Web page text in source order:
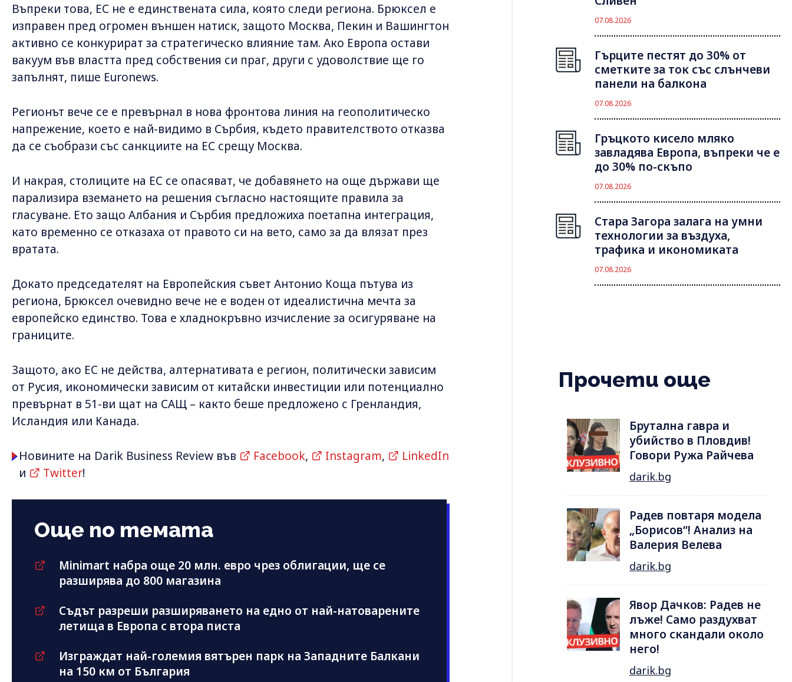
Въпреки това, ЕС не е единствената сила, която следи региона. Брюксел е
изправен пред огромен външен натиск, защото Москва, Пекин и Вашингтон
активно се конкурират за стратегическо влияние там. Ако Европа остави
вакуум във властта пред собствения си праг, други с удоволствие ще го
запълнят, пише Euronews.
Регионът вече се е превърнал в нова фронтова линия на геополитическо
напрежение, което е най-видимо в Сърбия, където правителството отказва
да се съобрази със санкциите на ЕС срещу Москва.
И накрая, столиците на ЕС се опасяват, че добавянето на още държави ще
парализира вземането на решения съгласно настоящите правила за
гласуване. Ето защо Албания и Сърбия предложиха поетапна интеграция,
като временно се отказаха от правото си на вето, само за да влязат през
вратата.
Докато председателят на Европейския съвет Антонио Коща пътува из
региона, Брюксел очевидно вече не е воден от идеалистична мечта за
европейско единство. Това е хладнокръвно изчисление за осигуряване на
границите.
Защото, ако ЕС не действа, алтернативата е регион, политически зависим
от Русия, икономически зависим от китайски инвестиции или потенциално
превърнат в 51-ви щат на САЩ – както беше предложено с Гренландия,
Исландия или Канада.
Новините на Darik Business Review във Facebook, Instagram,
LinkedIn
и
Twitter!
Още по темата
Minimart набра още 20 млн. евро чрез облигации, ще се
разширява до 800 магазина
Съдът разреши разширяването на едно от най-натоварените
летища в Европа с втора писта
Изграждат най-големия вятърен парк на Западните Балкани
на 150 км от България
07.08.2026
Гърците пестят до 30% от
сметките за ток със слънчеви
панели на балкона
07.08.2026
Гръцкото кисело мляко
завладява Европа, въпреки че е
до 30% по-скъпо
07.08.2026
Стара Загора залага на умни
технологии за въздуха,
трафика и икономиката
07.08.2026
Прочети още
Брутална гавра и
убийство в Пловдив!
Говори Ружа Райчева
darik.bg
Радев повтаря модела
„Борисов“! Анализ на
Валерия Велева
darik.bg
Явор Дачков: Радев не
лъже! Само раздухват
много скандали около
него!
darik.bg